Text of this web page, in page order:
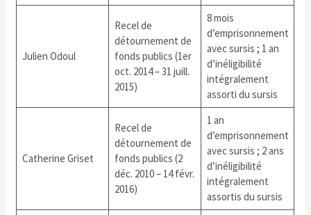
Julien Odoul
Recel de
détournement de
fonds publics (1er
oct. 2014 – 31 juill.
2015)
8 mois
d’emprisonnement
avec sursis ; 1 an
d’inéligibilité
intégralement
assorti du sursis
Catherine Griset
Recel de
détournement de
fonds publics (2
déc. 2010 – 14 févr.
2016)
1 an
d’emprisonnement
avec sursis ; 2 ans
d’inéligibilité
intégralement
assortis du sursis